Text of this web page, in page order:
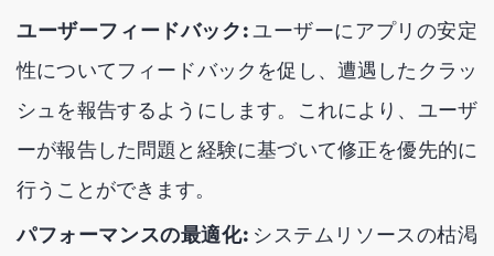
ユーザーフィードバック:ユーザーにアプリの安定
性についてフィードバックを促し、遭遇したクラッ
シュを報告するようにします。これにより、ユーザ
ーが報告した問題と経験に基づいて修正を優先的に
行うことができます。
パフォーマンスの最適化:システムリソースの枯渇